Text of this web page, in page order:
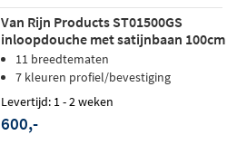
Van Rijn Products ST01500GS
inloopdouche met satijnbaan 100cm
- Mat wit
11 breedtematen
7 kleuren profiel/bevestiging
Levertijd: 1 - 2 weken
600,-